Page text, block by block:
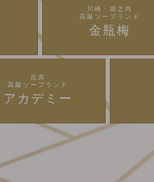
川崎・堀之内
高級ソープランド
金瓶梅
吉原
高級ソープランド
アカデミー